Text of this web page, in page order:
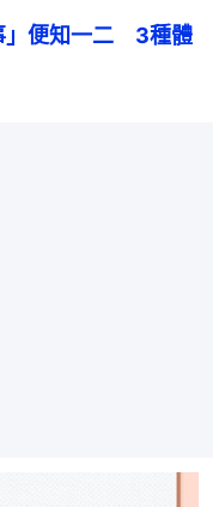
便知一二　3種體